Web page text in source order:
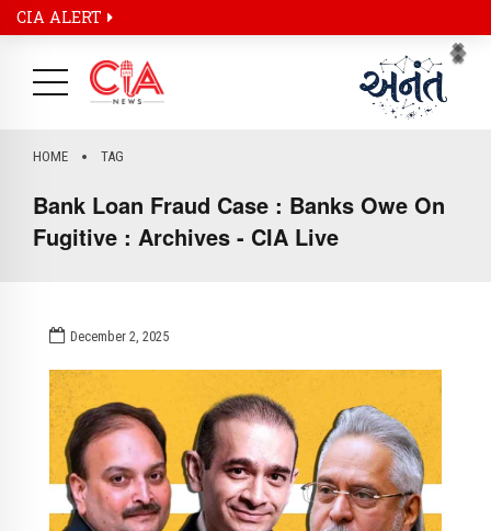
CIA ALERT
HOME TAG
Bank Loan Fraud Case : Banks Owe On
Fugitive : Archives - CIA Live
December 2, 2025